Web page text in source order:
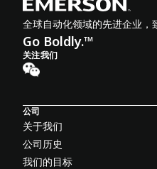
全球自动化领域的先进企业，
Go Boldly.™
关注我们
公司
关于我们
公司历史
我们的目标